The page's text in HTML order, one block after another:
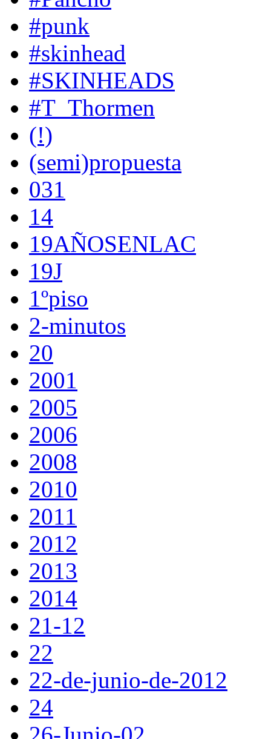
#punk
#skinhead
#SKINHEADS
#T_Thormen
(!)
(semi)propuesta
031
14
19AÑOSENLAC
19J
1ºpiso
2-minutos
20
2001
2005
2006
2008
2010
2011
2012
2013
2014
21-12
22
22-de-junio-de-2012
24